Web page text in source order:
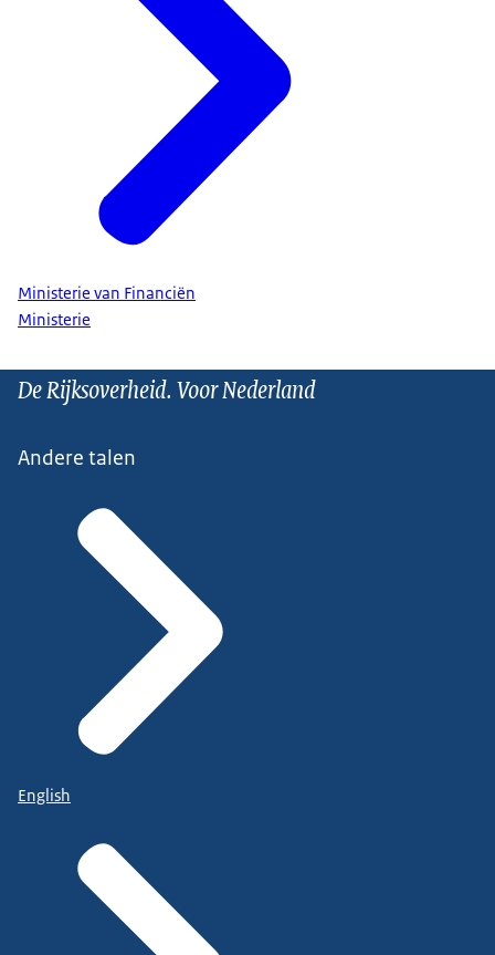
Ministerie van Financiën
Ministerie
De Rijksoverheid. Voor Nederland
Andere talen
English